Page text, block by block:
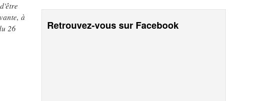
à
26
Retrouvez-vous sur Facebook